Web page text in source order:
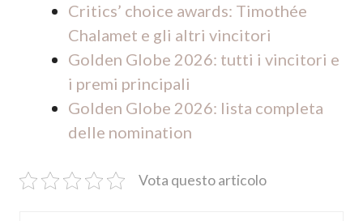
Critics’ choice awards: Timothée
Chalamet e gli altri vincitori
Golden Globe 2026: tutti i vincitori e
i premi principali
Golden Globe 2026: lista completa
delle nomination
Vota questo articolo